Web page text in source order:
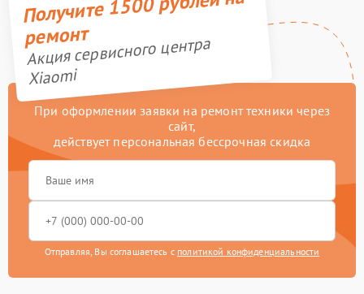
ремонт
Акция сервисного центра
Xiaomi
При оформлении заявки на ремонт техники через
сайт,
действует персональная бессрочная скидка
Отправляя, Вы соглашаетесь с политикой конфиденциальности